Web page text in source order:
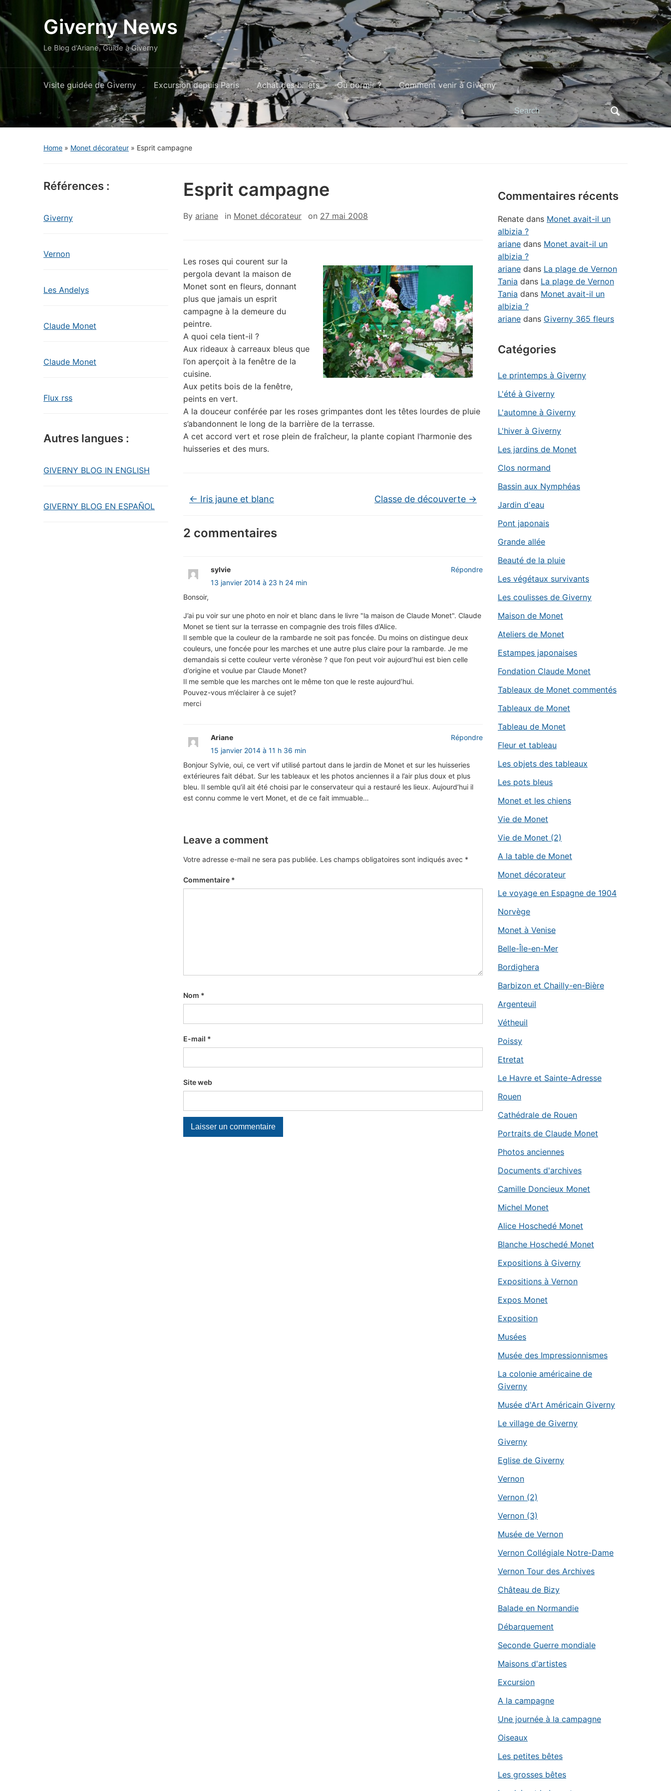
Giverny News
Le Blog d'Ariane, Guide à Giverny
Visite guidée de Giverny Excursion depuis Paris Achat des billets Où dormir ? Comment venir à Giverny
Search
for:
Home » Monet décorateur » Esprit campagne
Références :
Giverny
Vernon
Les Andelys
Claude Monet
Claude Monet
Flux rss
Autres langues :
GIVERNY BLOG IN ENGLISH
GIVERNY BLOG EN ESPAÑOL
Esprit campagne
By ariane in Monet décorateur on 27 mai 2008
Les roses qui courent sur la
pergola devant la maison de
Monet sont en fleurs, donnant
plus que jamais un esprit
campagne à la demeure du
peintre.
A quoi cela tient-il ?
Aux rideaux à carreaux bleus que
l’on aperçoit à la fenêtre de la
cuisine.
Aux petits bois de la fenêtre,
peints en vert.
A la douceur conférée par les roses grimpantes dont les têtes lourdes de pluie
s’abandonnent le long de la barrière de la terrasse.
A cet accord vert et rose plein de fraîcheur, la plante copiant l’harmonie des
huisseries et des murs.
← Iris jaune et blanc Classe de découverte →
2 commentaires
sylvie
13 janvier 2014 à 23 h 24 min
Bonsoir,
J’ai pu voir sur une photo en noir et blanc dans le livre "la maison de Claude Monet". Claude
Monet se tient sur la terrasse en compagnie des trois filles d’Alice.
Il semble que la couleur de la rambarde ne soit pas foncée. Du moins on distingue deux
couleurs, une foncée pour les marches et une autre plus claire pour la rambarde. Je me
demandais si cette couleur verte véronèse ? que l’on peut voir aujourd’hui est bien celle
d’origine et voulue par Claude Monet?
Il me semble que les marches ont le même ton que le reste aujourd’hui.
Pouvez-vous m’éclairer à ce sujet?
merci
Répondre
Ariane
15 janvier 2014 à 11 h 36 min
Bonjour Sylvie, oui, ce vert vif utilisé partout dans le jardin de Monet et sur les huisseries
extérieures fait débat. Sur les tableaux et les photos anciennes il a l’air plus doux et plus
bleu. Il semble qu’il ait été choisi par le conservateur qui a restauré les lieux. Aujourd’hui il
est connu comme le vert Monet, et de ce fait immuable…
Répondre
Leave a comment
Votre adresse e-mail ne sera pas publiée. Les champs obligatoires sont indiqués avec *
Commentaire *
Nom *
E-mail *
Site web
Commentaires récents
Renate dans Monet avait-il un
albizia ?
ariane dans Monet avait-il un
albizia ?
ariane dans La plage de Vernon
Tania dans La plage de Vernon
Tania dans Monet avait-il un
albizia ?
ariane dans Giverny 365 fleurs
Catégories
Le printemps à Giverny
L'été à Giverny
L'automne à Giverny
L'hiver à Giverny
Les jardins de Monet
Clos normand
Bassin aux Nymphéas
Jardin d'eau
Pont japonais
Grande allée
Beauté de la pluie
Les végétaux survivants
Les coulisses de Giverny
Maison de Monet
Ateliers de Monet
Estampes japonaises
Fondation Claude Monet
Tableaux de Monet commentés
Tableaux de Monet
Tableau de Monet
Fleur et tableau
Les objets des tableaux
Les pots bleus
Monet et les chiens
Vie de Monet
Vie de Monet (2)
A la table de Monet
Monet décorateur
Le voyage en Espagne de 1904
Norvège
Monet à Venise
Belle-Île-en-Mer
Bordighera
Barbizon et Chailly-en-Bière
Argenteuil
Vétheuil
Poissy
Etretat
Le Havre et Sainte-Adresse
Rouen
Cathédrale de Rouen
Portraits de Claude Monet
Photos anciennes
Documents d'archives
Camille Doncieux Monet
Michel Monet
Alice Hoschedé Monet
Blanche Hoschedé Monet
Expositions à Giverny
Expositions à Vernon
Expos Monet
Exposition
Musées
Musée des Impressionnismes
La colonie américaine de
Giverny
Musée d'Art Américain Giverny
Le village de Giverny
Giverny
Eglise de Giverny
Vernon
Vernon (2)
Vernon (3)
Musée de Vernon
Vernon Collégiale Notre-Dame
Vernon Tour des Archives
Château de Bizy
Balade en Normandie
Débarquement
Seconde Guerre mondiale
Maisons d'artistes
Excursion
A la campagne
Une journée à la campagne
Oiseaux
Les petites bêtes
Les grosses bêtes